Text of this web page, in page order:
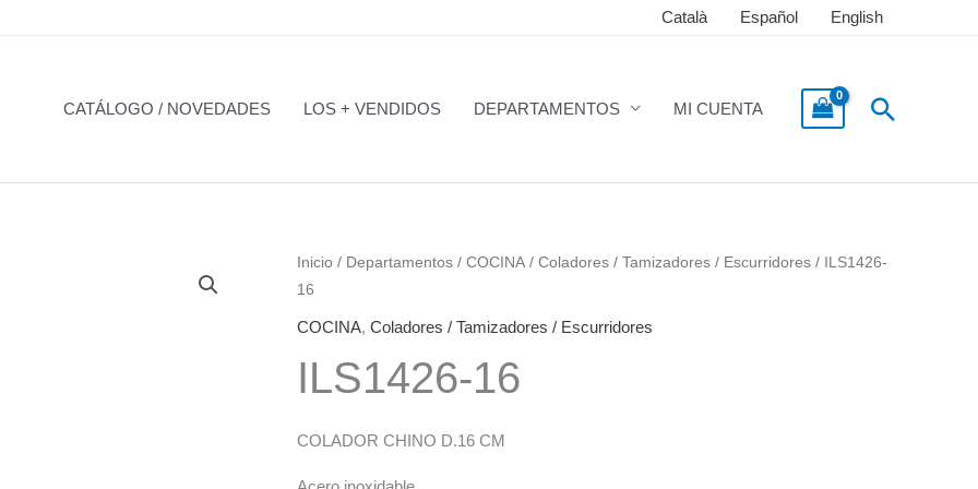
Català Español English
CATÁLOGO / NOVEDADES LOS + VENDIDOS DEPARTAMENTOS MI CUENTA Buscar
Inicio / Departamentos / COCINA / Coladores / Tamizadores / Escurridores / ILS1426-
16
COCINA, Coladores / Tamizadores / Escurridores
ILS1426-16
COLADOR CHINO D.16 CM